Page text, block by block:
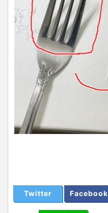
Twitter Facebook